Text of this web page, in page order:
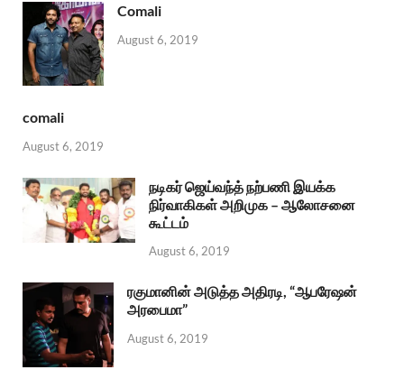
Comali
August 6, 2019
comali
August 6, 2019
நடிகர் ஜெய்வந்த் நற்பணி இயக்க
நிர்வாகிகள் அறிமுக – ஆலோசனை
கூட்டம்
August 6, 2019
ரகுமானின் அடுத்த அதிரடி, “ஆபரேஷன்
அரபைமா”
August 6, 2019